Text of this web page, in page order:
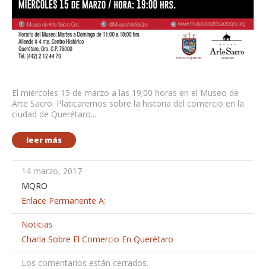
El miércoles 15 de marzo a las 19;00 horas en el Museo de
Arte Sacro. Platicaremos sobre la historia del comercio en la
ciudad de Querétaro...
leer más
14 marzo, 2017
MQRO
Enlace Permanente A:
Noticias
Charla Sobre El Comercio En Querétaro
Los comentarios están cerrados.